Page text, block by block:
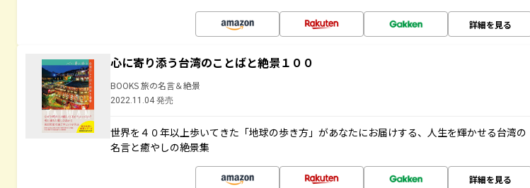
詳細を見る
心に寄り添う台湾のことばと絶景１００
BOOKS 旅の名言＆絶景
2022.11.04 発売
世界を４０年以上歩いてきた「地球の歩き方」があなたにお届けする、人生を輝かせる台湾の
名言と癒やしの絶景集
詳細を見る